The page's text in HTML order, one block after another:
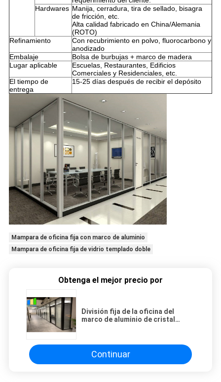
Hardwares Manija, cerradura, tira de sellado, bisagra
de fricción, etc.
Alta calidad fabricado en China/Alemania
(ROTO)
Refinamiento
Con recubrimiento en polvo, fluorocarbono y
anodizado
Embalaje
Bolsa de burbujas + marco de madera
Lugar aplicable
Escuelas, Restaurantes, Edificios
Comerciales y Residenciales, etc.
El tiempo de
entrega
15-25 días después de recibir el depósito
Mampara de oficina fija con marco de aluminio
Mampara de oficina fija de vidrio templado doble
Obtenga el mejor precio por
División fija de la oficina del
marco de aluminio de cristal
Continuar